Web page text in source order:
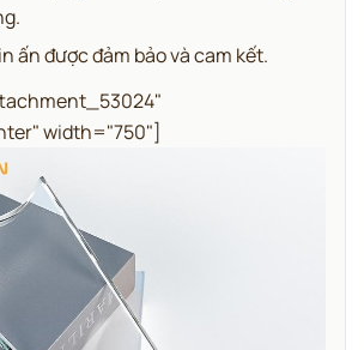
ấn được đảm bảo và cam kết.
width="750"]